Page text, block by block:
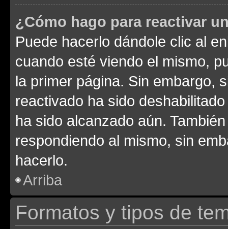
¿Cómo hago para reactivar
Puede hacerlo dándole clic al
cuando esté viendo el mismo,
la primer página. Sin embargo,
reactivado ha sido
ha sido alcanzado aún.
respondiendo al mismo, sin
hacerlo.
Arriba
Formatos y tipos de